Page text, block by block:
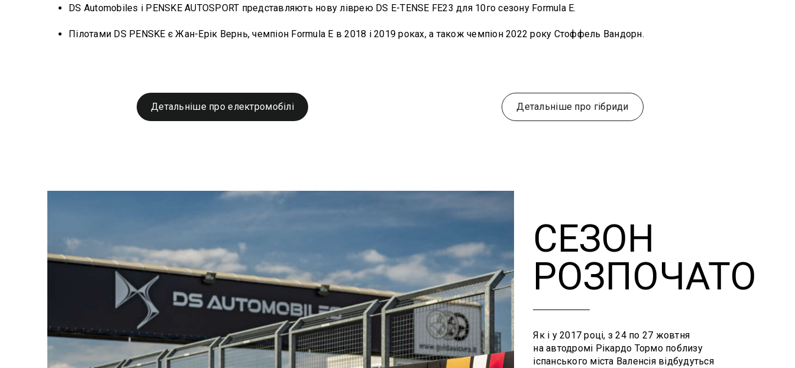
DS Automobiles і PENSKE AUTOSPORT представляють нову ліврею DS E-TENSE FE23 для 10го сезону Formula E.
Пілотами DS PENSKE є Жан-Ерік Вернь, чемпіон Formula E в 2018 і 2019 роках, а також чемпіон 2022 року Стоффель Вандорн.
Детальніше про електромобілі Детальніше про гібриди
СЕЗОН
РОЗПОЧАТО
Як і у 2017 році, з 24 по 27 жовтня
на автодромі Рікардо Тормо поблизу
іспанського міста Валенсія відбудуться